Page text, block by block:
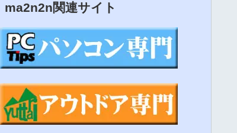
ma2n2n関連サイト